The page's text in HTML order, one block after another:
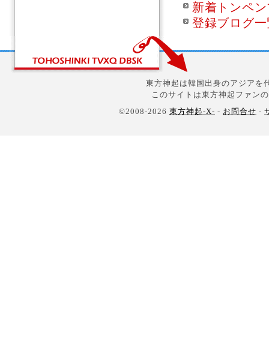
新着トンペ
登録ブログ
東方神起は韓国出身のアジアを
このサイトは東方神起ファン
©2008-2026 東方神起-X- - お問合せ -